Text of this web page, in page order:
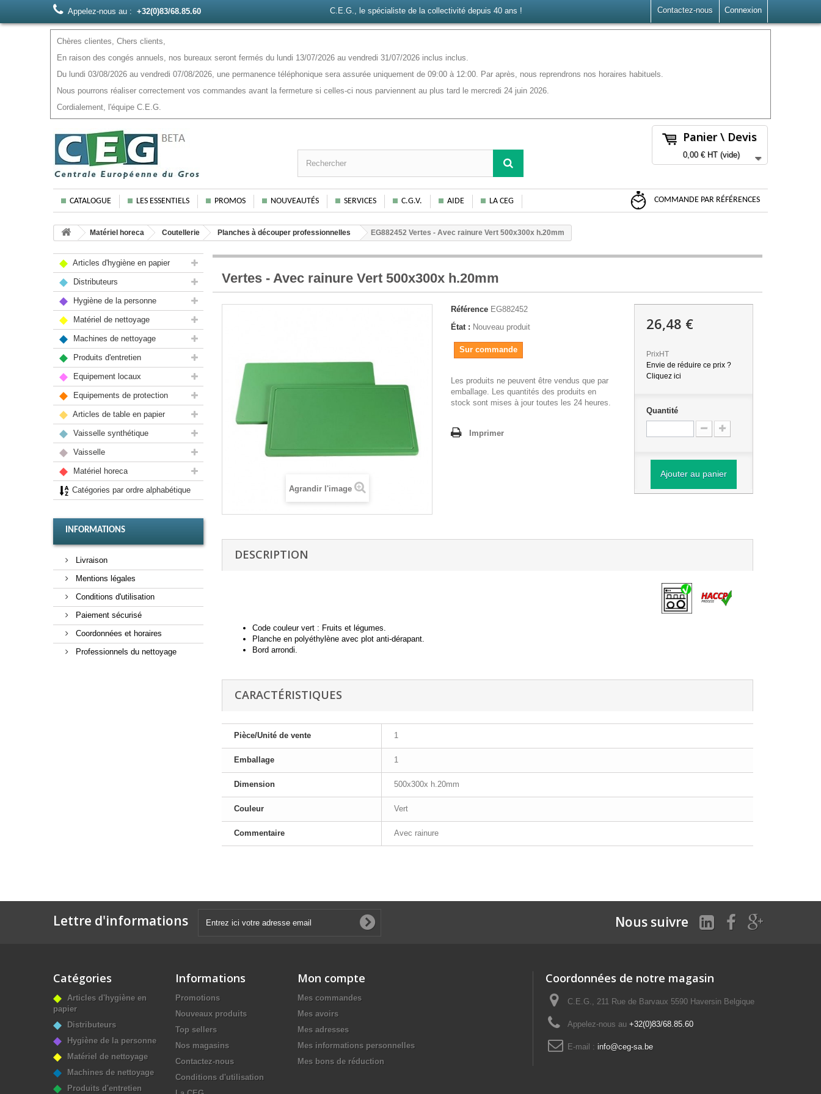
Connexion
Contactez-nous
Appelez-nous au : +32(0)83/68.85.60 C.E.G., le spécialiste de la collectivité depuis 40 ans !
Chères clientes, Chers clients,
En raison des congés annuels, nos bureaux seront fermés du lundi 13/07/2026 au vendredi 31/07/2026 inclus inclus.
Du lundi 03/08/2026 au vendredi 07/08/2026, une permanence téléphonique sera assurée uniquement de 09:00 à 12:00. Par après, nous reprendrons nos horaires habituels.
Nous pourrons réaliser correctement vos commandes avant la fermeture si celles-ci nous parviennent au plus tard le mercredi 24 juin 2026.
Cordialement, l'équipe C.E.G.
Panier \ Devis
0,00 €HT (vide)
CATALOGUE LES ESSENTIELS PROMOS NOUVEAUTÉS SERVICES C.G.V. AIDE LA CEG COMMANDE PAR RÉFÉRENCES
Matériel horeca Coutellerie Planches à découper professionnelles EG882452 Vertes - Avec rainure Vert 500x300x h.20mm
Articles d'hygiène en papier
Distributeurs
Hygiène de la personne
Matériel de nettoyage
Machines de nettoyage
Produits d'entretien
Equipement locaux
Equipements de protection
Articles de table en papier
Vaisselle synthétique
Vaisselle
Matériel horeca
Catégories par ordre alphabétique
INFORMATIONS
Livraison
Mentions légales
Conditions d'utilisation
Paiement sécurisé
Coordonnées et horaires
Professionnels du nettoyage
Vertes - Avec rainure Vert 500x300x h.20mm
Agrandir l'image
Référence EG882452
État : Nouveau produit
Sur commande
Les produits ne peuvent être vendus que par
emballage. Les quantités des produits en
stock sont mises à jour toutes les 24 heures.
Imprimer
26,48 €
PrixHT
Envie de réduire ce prix ?
Cliquez ici
Quantité
Ajouter au panier
DESCRIPTION
Code couleur vert : Fruits et légumes.
Planche en polyéthylène avec plot anti-dérapant.
Bord arrondi.
CARACTÉRISTIQUES
Pièce/Unité de vente 1
Emballage 1
Dimension 500x300x h.20mm
Couleur Vert
Commentaire Avec rainure
Lettre d'informations Nous suivre
Catégories
Articles d'hygiène en
papier
Distributeurs
Hygiène de la personne
Matériel de nettoyage
Machines de nettoyage
Produits d'entretien
Informations
Promotions
Nouveaux produits
Top sellers
Nos magasins
Contactez-nous
Conditions d'utilisation
Mon compte
Mes commandes
Mes avoirs
Mes adresses
Mes informations personnelles
Mes bons de réduction
Coordonnées de notre magasin
C.E.G., 211 Rue de Barvaux 5590 Haversin Belgique
Appelez-nous au +32(0)83/68.85.60
E-mail : info@ceg-sa.be